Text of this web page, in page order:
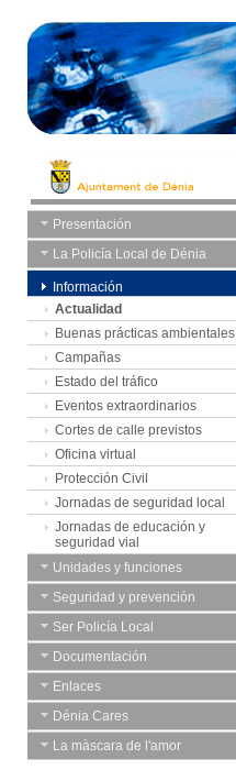
Presentación
La Policía Local de Dénia
Información
Actualidad
Buenas prácticas ambientales
Campañas
Estado del tráfico
Eventos extraordinarios
Cortes de calle previstos
Oficina virtual
Protección Civil
Jornadas de seguridad local
Jornadas de educación y
seguridad vial
Unidades y funciones
Seguridad y prevención
Ser Policía Local
Documentación
Enlaces
Dénia Cares
La màscara de l'amor